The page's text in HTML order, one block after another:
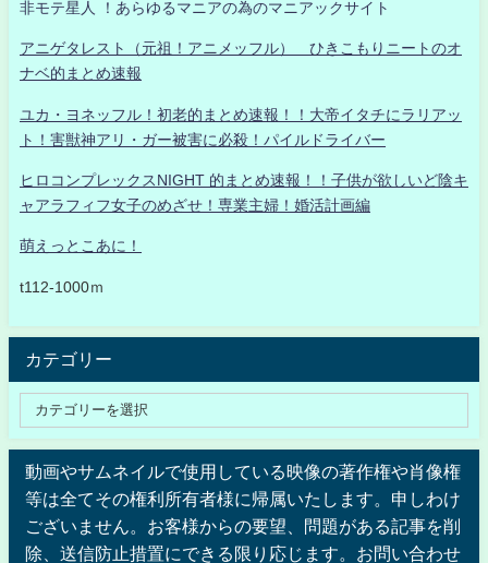
非モテ星人 ！あらゆるマニアの為のマニアックサイト
アニゲタレスト（元祖！アニメッフル） ひきこもりニートのオ
ナベ的まとめ速報
ユカ・ヨネッフル！初老的まとめ速報！！大帝イタチにラリアッ
ト！害獣神アリ・ガー被害に必殺！パイルドライバー
ヒロコンプレックスNIGHT 的まとめ速報！！子供が欲しいど陰キ
ャアラフィフ女子のめざせ！専業主婦！婚活計画編
萌えっとこあに！
t112-1000ｍ
カテゴリー
動画やサムネイルで使用している映像の著作権や肖像権
等は全てその権利所有者様に帰属いたします。申しわけ
ございません。お客様からの要望、問題がある記事を削
除、送信防止措置にできる限り応じます。お問い合わせ